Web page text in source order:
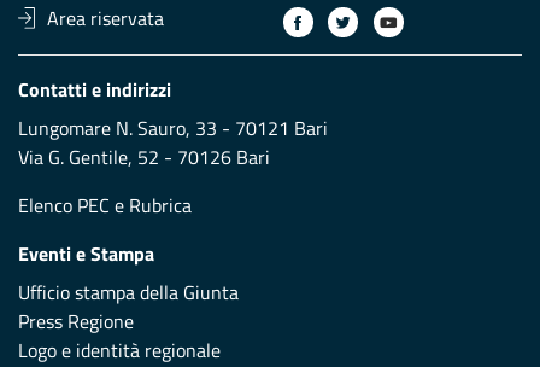
Area riservata
Contatti e indirizzi
Lungomare N. Sauro, 33 - 70121 Bari
Via G. Gentile, 52 - 70126 Bari
Elenco PEC e Rubrica
Eventi e Stampa
Ufficio stampa della Giunta
Press Regione
Logo e identità regionale